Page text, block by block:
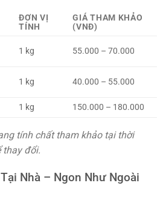
ĐƠN VỊ
TÍNH
GIÁ THAM KHẢO
(VNĐ)
1 kg 55.000 – 70.000
1 kg 40.000 – 55.000
1 kg 150.000 – 180.000
tính chất tham khảo tại thời
thay đổi.
Nhà – Ngon Như Ngoài